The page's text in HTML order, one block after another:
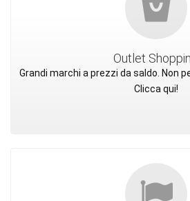
Outlet
Grandi marchi a prezzi da saldo. Non
Clicca qui!